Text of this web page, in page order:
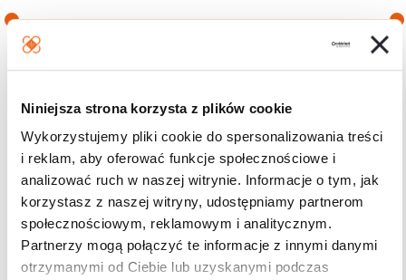
Niniejsza strona korzysta z plików cookie
Wykorzystujemy pliki cookie do spersonalizowania treści
i reklam, aby oferować funkcje społecznościowe i
analizować ruch w naszej witrynie. Informacje o tym, jak
korzystasz z naszej witryny, udostępniamy partnerom
społecznościowym, reklamowym i analitycznym.
Partnerzy mogą połączyć te informacje z innymi danymi
otrzymanymi od Ciebie lub uzyskanymi podczas
Filtruj
Darmowa dostawa
od 200zł